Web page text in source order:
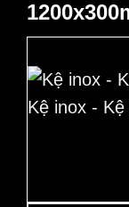
Kệ inox -